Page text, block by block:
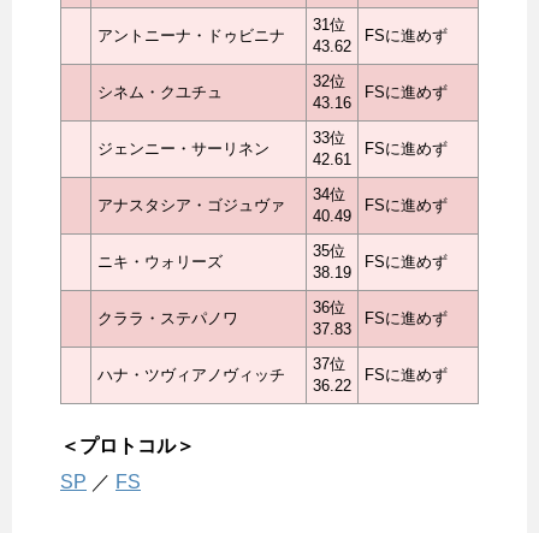
アントニーナ・ドゥビニナ
31位
43.62
FSに進めず
シネム・クユチュ
32位
43.16
FSに進めず
ジェンニー・サーリネン
33位
42.61
FSに進めず
アナスタシア・ゴジュヴァ
34位
40.49
FSに進めず
ニキ・ウォリーズ
35位
38.19
FSに進めず
クララ・ステパノワ
36位
37.83
FSに進めず
ハナ・ツヴィアノヴィッチ
37位
36.22
FSに進めず
＜プロトコル＞
SP ／ FS